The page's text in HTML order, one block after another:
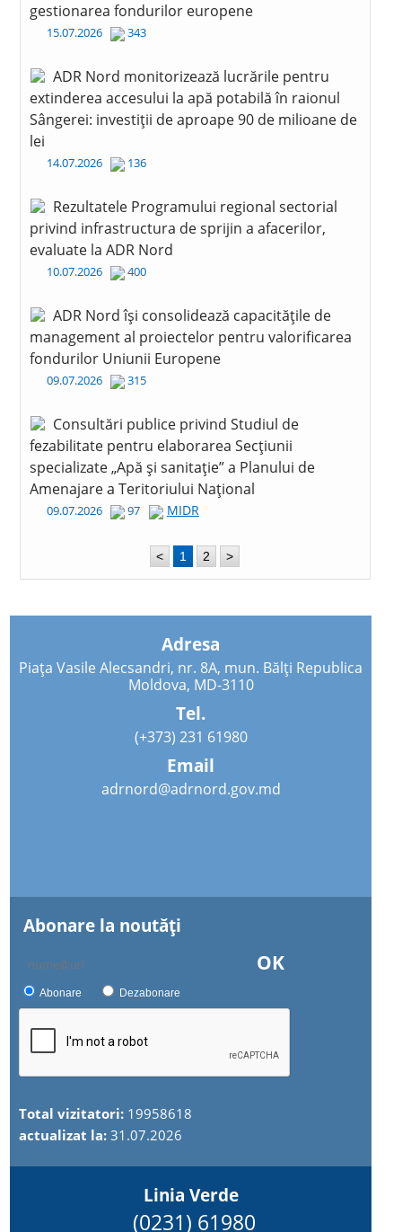
gestionarea fondurilor europene
15.07.2026 343
ADR Nord monitorizează lucrările pentru
extinderea accesului la apă potabilă în raionul
Sângerei: investiții de aproape 90 de milioane de
lei
14.07.2026 136
Rezultatele Programului regional sectorial
privind infrastructura de sprijin a afacerilor,
evaluate la ADR Nord
10.07.2026 400
ADR Nord își consolidează capacitățile de
management al proiectelor pentru valorificarea
fondurilor Uniunii Europene
09.07.2026 315
Consultări publice privind Studiul de
fezabilitate pentru elaborarea Secțiunii
specializate „Apă și sanitație” a Planului de
Amenajare a Teritoriului Național
09.07.2026 97 MIDR
< 1 2 >
Adresa
Piața Vasile Alecsandri, nr. 8A, mun. Bălți Republica
Moldova, MD-3110
Tel.
(+373) 231 61980
Email
adrnord@adrnord.gov.md
Abonare la noutăţi
OK
Abonare Dezabonare
Total vizitatori: 19958618
actualizat la:31.07.2026
Linia Verde
(0231) 61980